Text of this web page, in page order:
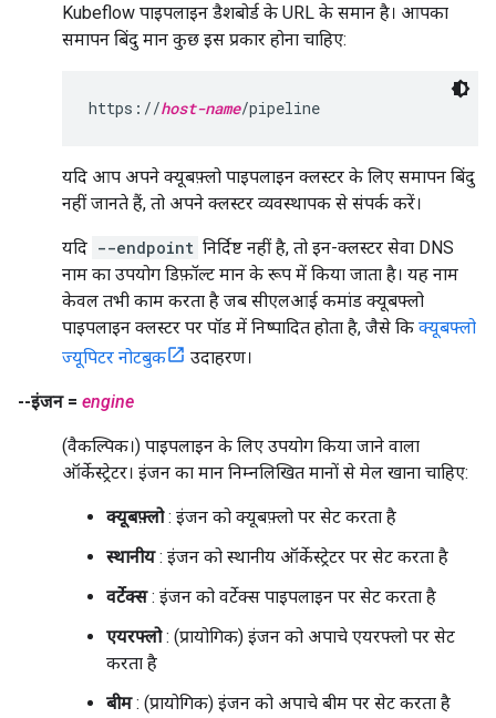
Kubeflow पाइपलाइन डैशबोर्ड के URL के समान है। आपका
समापन बिंदु मान कुछ इस प्रकार होना चाहिए:
https://host-name/pipeline
यदि आप अपने क्यूबफ़्लो पाइपलाइन क्लस्टर के लिए समापन बिंदु
नहीं जानते हैं, तो अपने क्लस्टर व्यवस्थापक से संपर्क करें।
यदि --endpoint निर्दिष्ट नहीं है, तो इन-क्लस्टर सेवा DNS
नाम का उपयोग डिफ़ॉल्ट मान के रूप में किया जाता है। यह नाम
केवल तभी काम करता है जब सीएलआई कमांड क्यूबफ्लो
पाइपलाइन क्लस्टर पर पॉड में निष्पादित होता है, जैसे कि क्यूबफ्लो
ज्यूपिटर नोटबुक
उदाहरण।
--इंजन = engine
(वैकल्पिक।) पाइपलाइन के लिए उपयोग किया जाने वाला
ऑर्केस्ट्रेटर। इंजन का मान निम्नलिखित मानों से मेल खाना चाहिए:
क्यूबफ़्लो: इंजन को क्यूबफ़्लो पर सेट करता है
स्थानीय: इंजन को स्थानीय ऑर्केस्ट्रेटर पर सेट करता है
वर्टेक्स: इंजन को वर्टेक्स पाइपलाइन पर सेट करता है
एयरफ्लो: (प्रायोगिक) इंजन को अपाचे एयरफ्लो पर सेट
करता है
बीम: (प्रायोगिक) इंजन को अपाचे बीम पर सेट करता है